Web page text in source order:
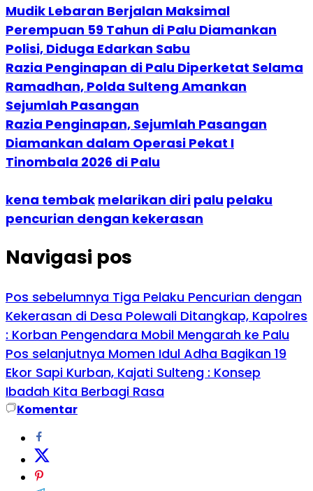
Mudik Lebaran Berjalan Maksimal
Perempuan 59 Tahun di Palu Diamankan
Polisi, Diduga Edarkan Sabu
Razia Penginapan di Palu Diperketat Selama
Ramadhan, Polda Sulteng Amankan
Sejumlah Pasangan
Razia Penginapan, Sejumlah Pasangan
Diamankan dalam Operasi Pekat I
Tinombala 2026 di Palu
kena tembak melarikan diri palu pelaku
pencurian dengan kekerasan
Navigasi pos
Pos sebelumnya Tiga Pelaku Pencurian dengan
Kekerasan di Desa Polewali Ditangkap, Kapolres
: Korban Pengendara Mobil Mengarah ke Palu
Pos selanjutnya Momen Idul Adha Bagikan 19
Ekor Sapi Kurban, Kajati Sulteng : Konsep
Ibadah Kita Berbagi Rasa
Komentar